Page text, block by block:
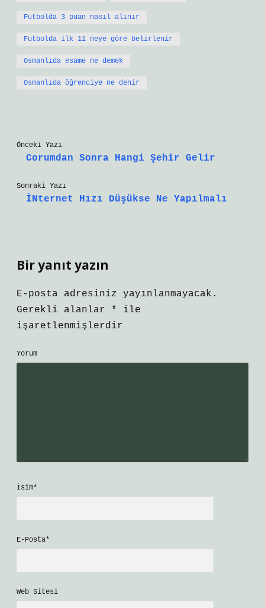
Futbolda 3 puan nasıl alınır
Futbolda ilk 11 neye göre belirlenir
Osmanlıda esame ne demek
Osmanlıda öğrenciye ne denir
Önceki Yazı
Corumdan Sonra Hangi Şehir Gelir
Sonraki Yazı
İNternet Hızı Düşükse Ne Yapılmalı
Bir yanıt yazın
E-posta adresiniz yayınlanmayacak.
Gerekli alanlar
*
ile
işaretlenmişlerdir
Yorum
İsim*
E-Posta*
Web Sitesi